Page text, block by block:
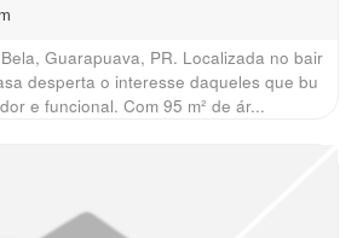
Guarapuava, PR. Localizada no bair
desperta o interesse daqueles que bu
e funcional. Com 95 m² de ár...